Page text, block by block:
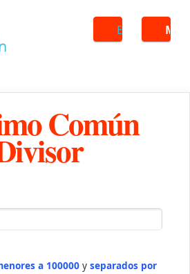
Buscar
Común
a 100000y separados por